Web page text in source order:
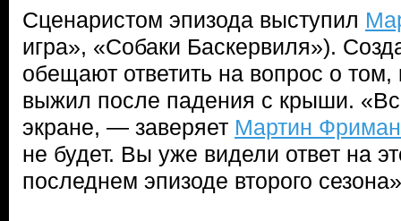
Сценаристом эпизода выступил
игра», «Собаки Баскервиля»).
обещают ответить на вопрос о том,
выжил после падения с крыши.
экране, — заверяет Мартин Фриман
не будет. Вы уже видели ответ на
последнем эпизоде второго